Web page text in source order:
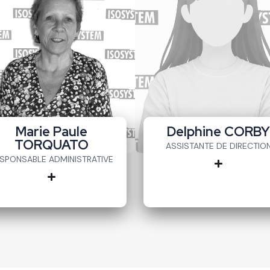
Marie Paule
TORQUATO
ADMINISTRATIVE
Delphine CORBY
ASSISTANTE DE